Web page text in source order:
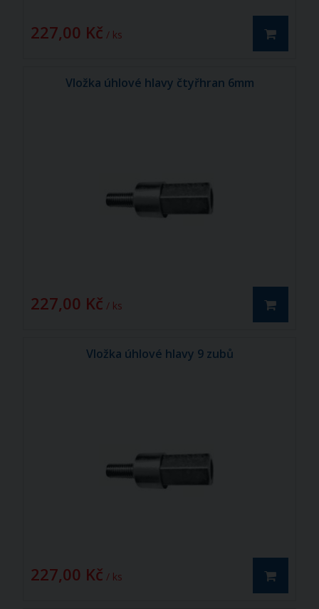
227,00 Kč / ks
Vložka úhlové hlavy čtyřhran 6mm
227,00 Kč / ks
Vložka úhlové hlavy 9 zubů
227,00 Kč / ks